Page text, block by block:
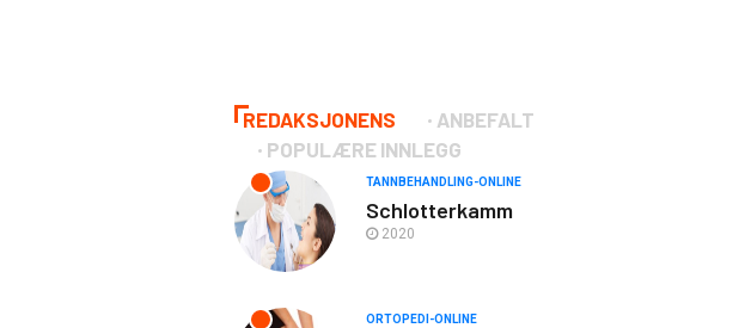
REDAKSJONENS
ANBEFALT
POPULÆRE INNLEGG
TANNBEHANDLING-ONLINE
Schlotterkamm
2020
ORTOPEDI-ONLINE